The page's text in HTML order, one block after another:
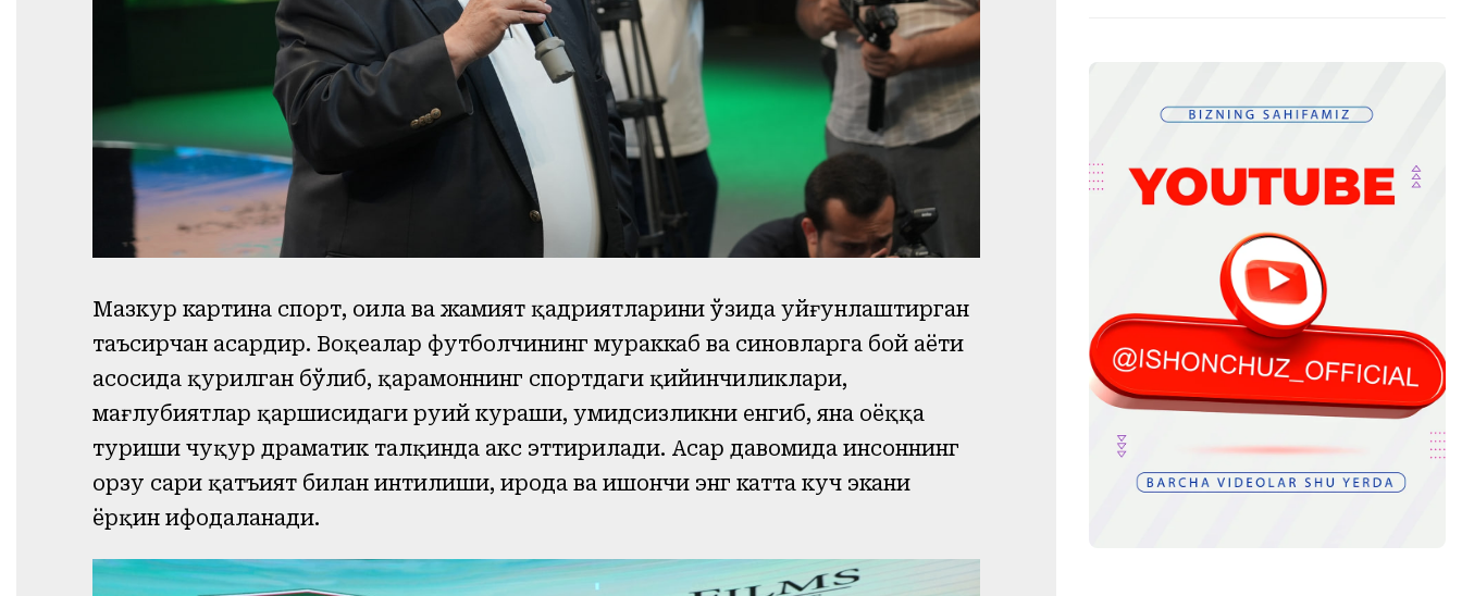
Мазкур картина спорт, оила ва жамият қадриятларини ўзида уйғунлаштирган
таъсирчан асардир. Воқеалар футболчининг мураккаб ва синовларга бой ҳаёти
асосида қурилган бўлиб, қаҳрамоннинг спортдаги қийинчиликлари,
мағлубиятлар қаршисидаги руҳий кураши, умидсизликни енгиб, яна оёққа
туриши чуқур драматик талқинда акс эттирилади. Асар давомида инсоннинг
орзу сари қатъият билан интилиши, ирода ва ишончи энг катта куч экани
ёрқин ифодаланади.